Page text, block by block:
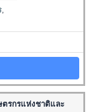
,
ตรกรแห่งชาติและ